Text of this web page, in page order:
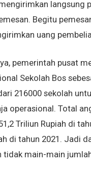
langsung
Begitu
uang
pemerintah pusat
Sekolah Bos
216000 sekolah
operasional. Total
Triliun Rupiah di
di tahun 2021. Jadi
tidak main-main